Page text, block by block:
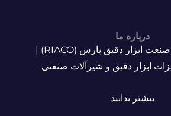
درباره ما
آشنایی با آدرین صنعت ابزار دقیق پارس (RIACO) |
ابزار دقیق و شیرآلات صنعتی
بیشتر بدانید